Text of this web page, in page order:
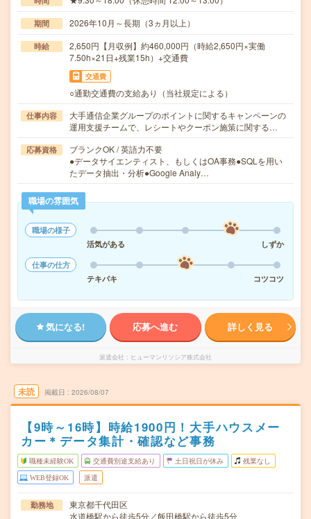
期間 2026年10月～長期（3ヵ月以上）
時給
2,650円【月収例】約460,000円（時給2,650円×実働
7.50h×21日+残業15h）+交通費
交通費
○通勤交通費の支給あり（当社規定による）
仕事内容
大手通信企業グループのポイントに関するキャンペーンの
運用支援チームで、レシートやクーポン施策に関する…
応募資格
ブランクOK / 英語力不要
●データサイエンティスト、もしくはOA事務●SQLを用い
たデータ抽出・分析●Google Analy…
職場の雰囲気
職場の様子
活気がある
しずか
仕事の仕方
テキパキ
コツコツ
気になる! 応募へ進む 詳しく見る
派遣会社 ヒューマンリソシア株式会社
未読 掲載日 2026/08/07
【9時～16時】時給1900円！大手ハウスメー
カー＊データ集計・確認など事務
職種未経験OK 交通費別途支給あり 土日祝日が休み 残業なし
WEB登録OK 派遣
勤務地
東京都千代田区
水道橋駅から徒歩5分／飯田橋駅から徒歩5分